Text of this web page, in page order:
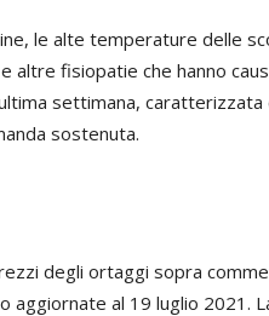
le alte temperature delle
altre fisiopatie che hanno
settimana,
sostenuta.
degli ortaggi sopra
aggiornate al 19 luglio 2021.